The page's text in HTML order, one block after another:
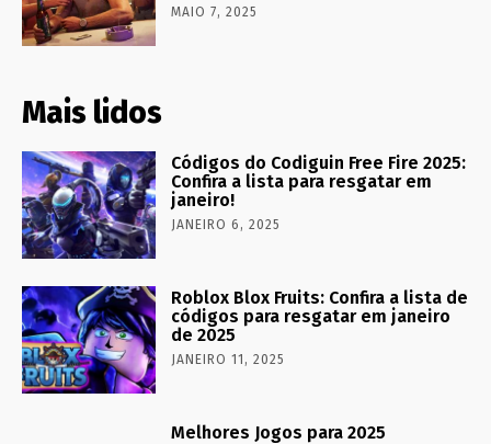
MAIO 7, 2025
Mais lidos
Códigos do Codiguin Free Fire 2025:
Confira a lista para resgatar em
janeiro!
JANEIRO 6, 2025
Roblox Blox Fruits: Confira a lista de
códigos para resgatar em janeiro
de 2025
JANEIRO 11, 2025
Melhores Jogos para 2025